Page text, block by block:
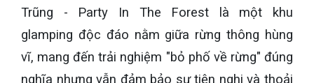
Trũng - Party In The Forest là một khu
glamping độc đáo nằm giữa rừng thông hùng
vĩ, mang đến trải nghiệm "bỏ phố về rừng" đúng
nghĩa nhưng vẫn đảm bảo sự tiện nghi và thoải